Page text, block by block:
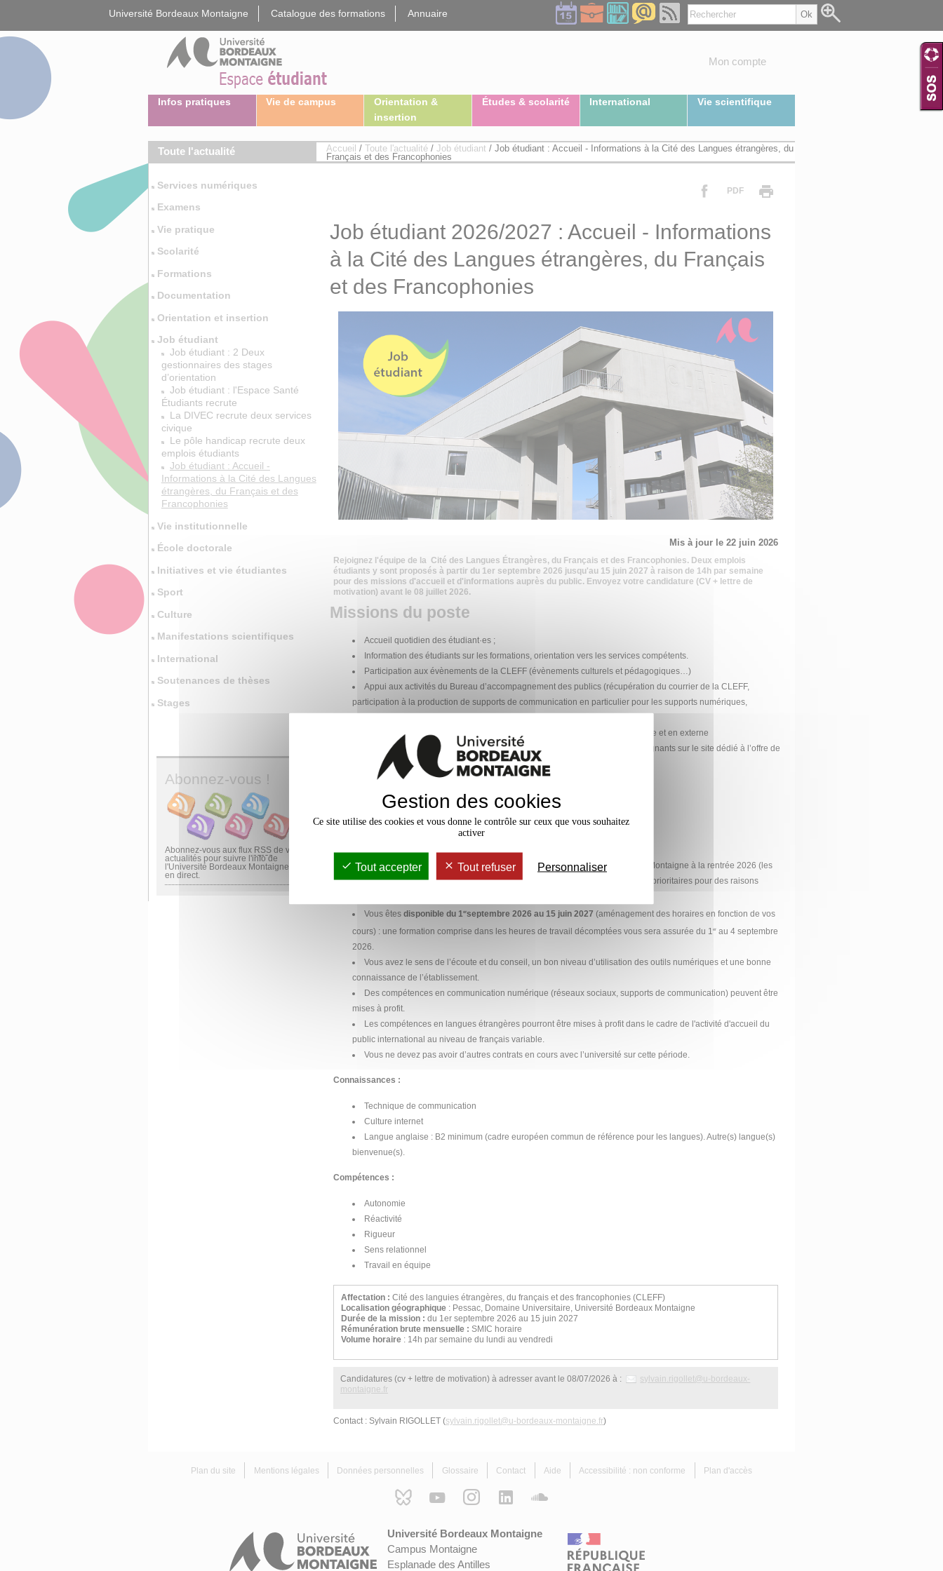
Université Bordeaux Montaigne Catalogue des formations Annuaire
Mon compte
Infos pratiques Vie de campus
Orientation &
insertion
Études & scolarité International Vie scientifique
Toute l'actualité
Services numériques
Examens
Vie pratique
Scolarité
Formations
Documentation
Orientation et insertion
Job étudiant
Job étudiant : 2 Deux
gestionnaires des stages
d’orientation
Job étudiant : l'Espace Santé
Étudiants recrute
La DIVEC recrute deux services
civique
Le pôle handicap recrute deux
emplois étudiants
Job étudiant : Accueil -
Informations à la Cité des Langues
étrangères, du Français et des
Francophonies
Vie institutionnelle
École doctorale
Initiatives et vie étudiantes
Sport
Culture
Manifestations scientifiques
International
Soutenances de thèses
Stages
Abonnez-vous !
Abonnez-vous aux flux RSS de vos
actualités pour suivre l'info de
l'Université Bordeaux Montaigne
en direct.
Accueil / Toute l'actualité/ Job étudiant / Job étudiant : Accueil - Informations à la Cité des Langues étrangères, du
Français et des Francophonies
PDF
Job étudiant 2026/2027 : Accueil - Informations
à la Cité des Langues étrangères, du Français
et des Francophonies
Mis à jour le 22 juin 2026
Rejoignez l'équipe de la Cité des Langues Étrangères, du Français et des Francophonies. Deux emplois
étudiants y sont proposés à partir du 1er septembre 2026 jusqu'au 15 juin 2027 à raison de 14h par semaine
pour des missions d'accueil et d'informations auprès du public. Envoyez votre candidature (CV + lettre de
motivation) avant le 08 juillet 2026.
Missions du poste
Accueil quotidien des étudiant·es ;
Information des étudiants sur les formations, orientation vers les services compétents.
Participation aux évènements de la CLEFF (évènements culturels et pédagogiques…)
Appui aux activités du Bureau d’accompagnement des publics (récupération du courrier de la CLEFF,
participation à la production de supports de communication en particulier pour les supports numériques,
Diffuser les informations relatives aux évènements liés à la CLEFF en interne et en externe
Travailler en étroite collaboration avec les agents administratifs et les enseignants sur le site dédié à l’offre de
formation
Faire de la veille informationnelle
Animer les réseaux sociaux
Participer à la préparation de documents
Vous serezétudiant·e de Master ou de doctoratde l’Université Bordeaux Montaigne à la rentrée 2026 (les
candidatures d'étudiant·es qui seront en Licence 2 ou Licence 3 ne seront pas prioritaires pour des raisons
Vous êtes disponible du 1erseptembre 2026 au 15 juin 2027 (aménagement des horaires en fonction de vos
cours) : une formation comprise dans les heures de travail décomptées vous sera assurée du 1er au 4 septembre
2026.
Vous avez le sens de l’écoute et du conseil, un bon niveau d’utilisation des outils numériques et une bonne
connaissance de l’établissement.
Des compétences en communication numérique (réseaux sociaux, supports de communication) peuvent être
mises à profit.
Les compétences en langues étrangères pourront être mises à profit dans le cadre de l'activité d'accueil du
public international au niveau de français variable.
Vous ne devez pas avoir d’autres contrats en cours avec l’université sur cette période.
Connaissances :
Technique de communication
Culture internet
Langue anglaise : B2 minimum (cadre européen commun de référence pour les langues). Autre(s) langue(s)
bienvenue(s).
Compétences :
Autonomie
Réactivité
Rigueur
Sens relationnel
Travail en équipe
Affectation : Cité des languies étrangères, du français et des francophonies (CLEFF)
Localisation géographique : Pessac, Domaine Universitaire, Université Bordeaux Montaigne
Durée de la mission : du 1er septembre 2026 au 15 juin 2027
Rémunération brute mensuelle : SMIC horaire
Volume horaire : 14h par semaine du lundi au vendredi
Candidatures (cv + lettre de motivation) à adresser avant le 08/07/2026 à : sylvain.rigollet@u-bordeaux-
montaigne.fr
Contact : Sylvain RIGOLLET (sylvain.rigollet@u-bordeaux-montaigne.fr)
Plan du site Mentions légales Données personnelles Glossaire Contact Aide Accessibilité : non conforme Plan d'accès
Université Bordeaux Montaigne
Campus Montaigne
Esplanade des Antilles
Gestion des cookies
Ce site utilise des cookies et vous donne le contrôle sur ceux que vous souhaitez
activer
Tout accepter Tout refuser Personnaliser